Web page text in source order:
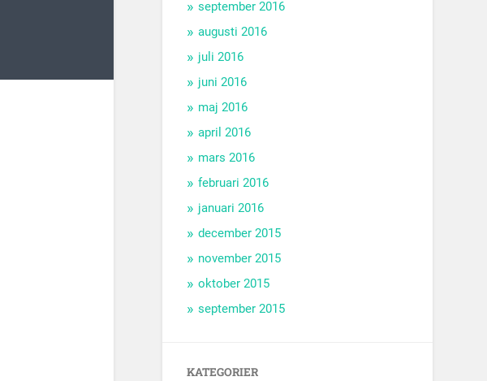
september 2016
augusti 2016
juli 2016
juni 2016
maj 2016
april 2016
mars 2016
februari 2016
januari 2016
december 2015
november 2015
oktober 2015
september 2015
KATEGORIER